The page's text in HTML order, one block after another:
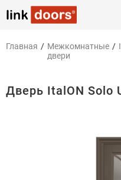
Главная / Межкомнатные
двери
/
Дверь ItalON Solo